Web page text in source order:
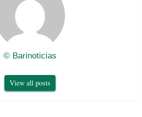
© Barinoticias
View all posts